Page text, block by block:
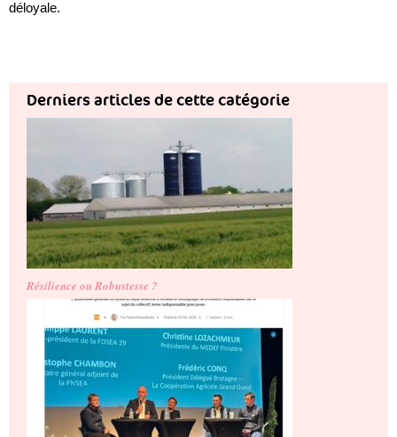
déloyale.
Derniers articles de cette catégorie
Résilience ou Robustesse ?